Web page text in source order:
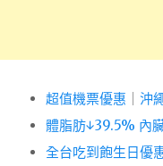
超值機票優惠 沖
體脂肪↓39.5% 內
全台吃到飽生日優